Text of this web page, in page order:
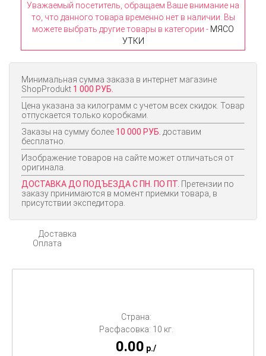
Уважаемый посетитель, обращаем Ваше внимание на
то, что данного товара временно нет в наличии. Вы
можете выбрать другие товары в категории - МЯСО
УТКИ
Минимальная сумма заказа в интернет магазине
ShopProdukt 1 000 РУБ.
Цена указана за килограмм с учетом всех скидок. Товар
отпускается только коробками.
Заказы на сумму более 10 000 РУБ. доставим
бесплатно.
Изображение товаров на сайте может отличаться от
оригинала.
ДОСТАВКА ДО ПОДЪЕЗДА С ПН. ПО ПТ. Претензии по
заказу принимаются в момент приемки товара, в
присутствии экспедитора.
Доставка
Оплата
Страна:
Расфасовка: 10 кг.
0.00 p./